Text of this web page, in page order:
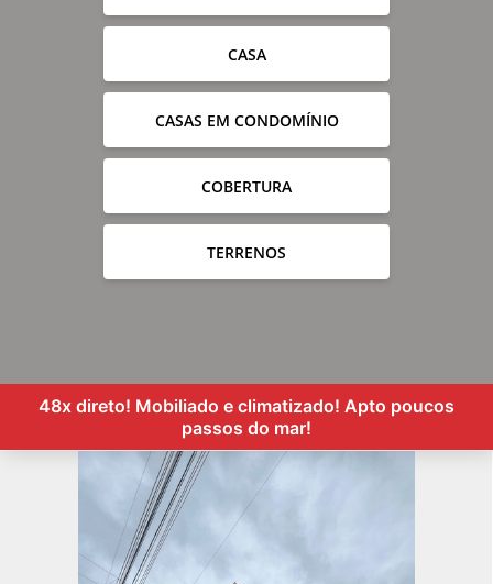
CASA
CASAS EM CONDOMÍNIO
COBERTURA
TERRENOS
48x direto! Mobiliado e climatizado! Apto poucos
passos do mar!